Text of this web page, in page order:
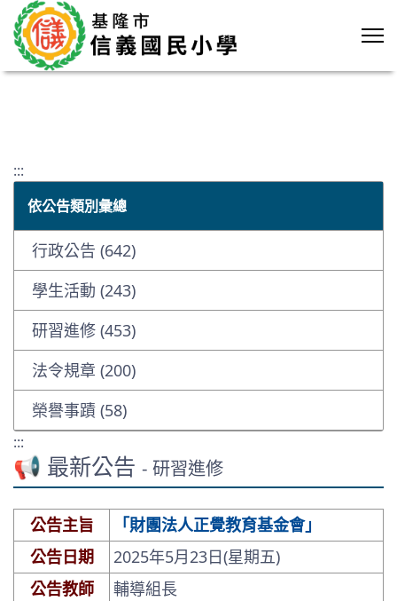
:::
依公告類別彙總
行政公告 (642)
學生活動 (243)
研習進修 (453)
法令規章 (200)
榮譽事蹟 (58)
:::
📢 最新公告 - 研習進修
公告主旨
「財團法人正覺教育基金會」
公告日期
2025年5月23日(星期五)
公告教師
輔導組長